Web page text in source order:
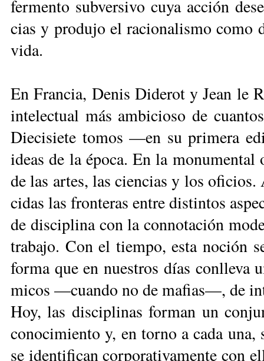
fer­men­to sub­ver­si­vo cu­ya ac­ción
cias y pro­du­jo el ra­cio­na­lis­mo co­mo
vi­da.
En Fran­cia, De­nis Di­de­rot y Jean le
in­te­lec­tual más am­bi­cio­so de
Die­ci­sie­te to­mos —en su pri­me­ra
ideas de la épo­ca. En la mo­nu­men­tal
de las ar­tes, las cien­cias y los
ci­das las fron­te­ras en­tre dis­tin­tos
de dis­ci­pli­na con la con­no­ta­ción
tra­ba­jo. Con el tiem­po, es­ta no­ción
for­ma que en nues­tros días
mi­cos —cuan­do no de ma­fias—, de
Hoy, las dis­ci­pli­nas for­man un
co­no­ci­mien­to y, en tor­no a ca­da
se iden­ti­fi­can cor­po­ra­ti­va­men­te con